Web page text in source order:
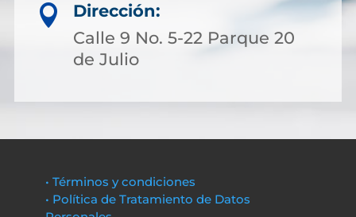

Dirección:
Calle 9 No. 5-22 Parque 20
de Julio
• Términos y condiciones
• Política de Tratamiento de Datos